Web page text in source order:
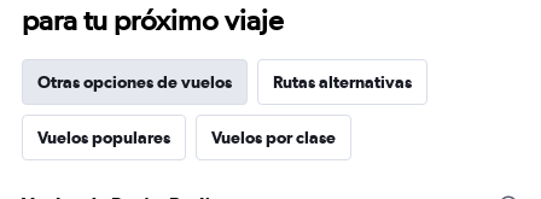
para tu próximo viaje
Otras opciones de vuelos Rutas alternativas
Vuelos populares Vuelos por clase